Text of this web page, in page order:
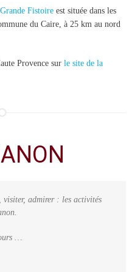
Fistoire est située dans les
du Caire, à 25 km au nord
Provence sur le site de la
visiter, admirer : les activités
…